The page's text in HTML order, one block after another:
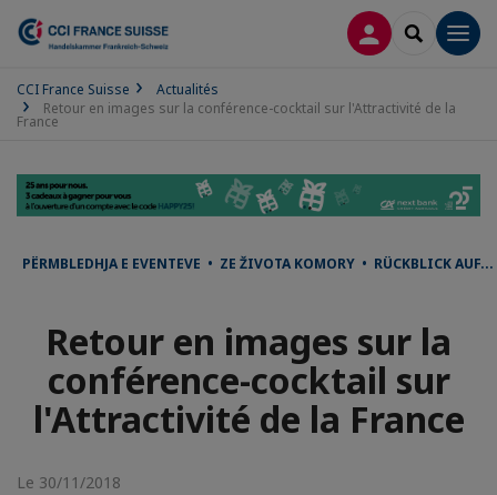
CONNEXION
CCI France Suisse
Actualités
Retour en images sur la conférence-cocktail sur l'Attractivité de la
France
PËRMBLEDHJA E EVENTEVE • ZE ŽIVOTA KOMORY • RÜCKBLICK
Retour en images sur la
conférence-cocktail sur
l'Attractivité de la France
Le 30/11/2018